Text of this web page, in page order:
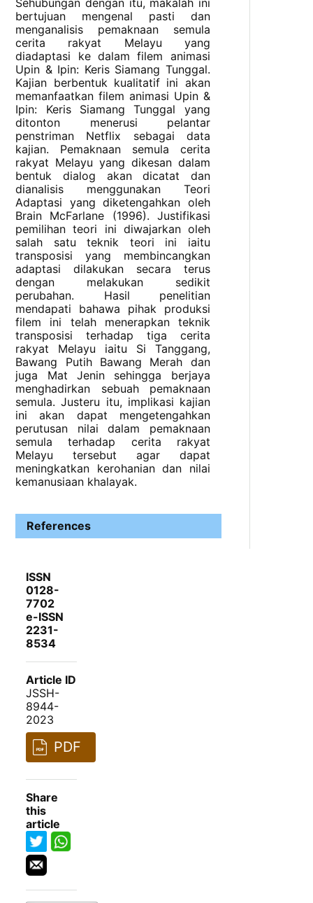
Sehubungan dengan itu, makalah ini
bertujuan mengenal pasti dan
menganalisis pemaknaan semula
cerita rakyat Melayu yang
diadaptasi ke dalam filem animasi
Upin & Ipin: Keris Siamang Tunggal.
Kajian berbentuk kualitatif ini akan
memanfaatkan filem animasi Upin &
Ipin: Keris Siamang Tunggal yang
ditonton menerusi pelantar
penstriman Netflix sebagai data
kajian. Pemaknaan semula cerita
rakyat Melayu yang dikesan dalam
bentuk dialog akan dicatat dan
dianalisis menggunakan Teori
Adaptasi yang diketengahkan oleh
Brain McFarlane (1996). Justifikasi
pemilihan teori ini diwajarkan oleh
salah satu teknik teori ini iaitu
transposisi yang membincangkan
adaptasi dilakukan secara terus
dengan melakukan sedikit
perubahan. Hasil penelitian
mendapati bahawa pihak produksi
filem ini telah menerapkan teknik
transposisi terhadap tiga cerita
rakyat Melayu iaitu Si Tanggang,
Bawang Putih Bawang Merah dan
juga Mat Jenin sehingga berjaya
menghadirkan sebuah pemaknaan
semula. Justeru itu, implikasi kajian
ini akan dapat mengetengahkan
perutusan nilai dalam pemaknaan
semula terhadap cerita rakyat
Melayu tersebut agar dapat
meningkatkan kerohanian dan nilai
kemanusiaan khalayak.
References
ISSN
0128-
7702
e-ISSN
2231-
8534
Article ID
JSSH-
8944-
2023
PDF
Share
this
article